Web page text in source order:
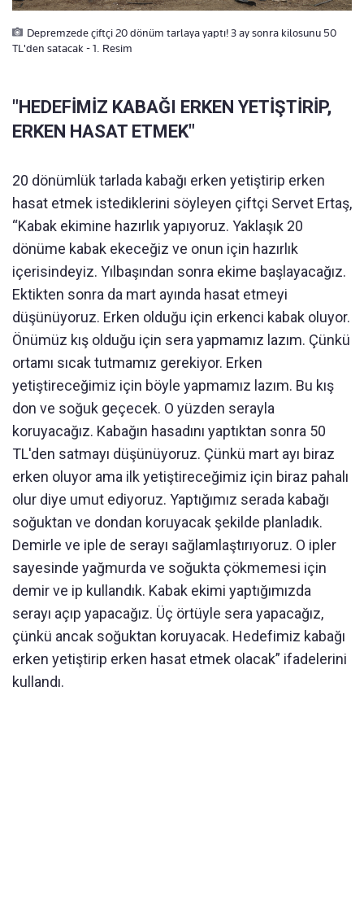
Depremzede çiftçi 20 dönüm tarlaya yaptı! 3 ay sonra kilosunu 50
TL'den satacak - 1. Resim
"HEDEFİMİZ KABAĞI ERKEN YETİŞTİRİP,
ERKEN HASAT ETMEK"
20 dönümlük tarlada kabağı erken yetiştirip erken
hasat etmek istediklerini söyleyen çiftçi Servet Ertaş,
“Kabak ekimine hazırlık yapıyoruz. Yaklaşık 20
dönüme kabak ekeceğiz ve onun için hazırlık
içerisindeyiz. Yılbaşından sonra ekime başlayacağız.
Ektikten sonra da mart ayında hasat etmeyi
düşünüyoruz. Erken olduğu için erkenci kabak oluyor.
Önümüz kış olduğu için sera yapmamız lazım. Çünkü
ortamı sıcak tutmamız gerekiyor. Erken
yetiştireceğimiz için böyle yapmamız lazım. Bu kış
don ve soğuk geçecek. O yüzden serayla
koruyacağız. Kabağın hasadını yaptıktan sonra 50
TL'den satmayı düşünüyoruz. Çünkü mart ayı biraz
erken oluyor ama ilk yetiştireceğimiz için biraz pahalı
olur diye umut ediyoruz. Yaptığımız serada kabağı
soğuktan ve dondan koruyacak şekilde planladık.
Demirle ve iple de serayı sağlamlaştırıyoruz. O ipler
sayesinde yağmurda ve soğukta çökmemesi için
demir ve ip kullandık. Kabak ekimi yaptığımızda
serayı açıp yapacağız. Üç örtüyle sera yapacağız,
çünkü ancak soğuktan koruyacak. Hedefimiz kabağı
erken yetiştirip erken hasat etmek olacak” ifadelerini
kullandı.